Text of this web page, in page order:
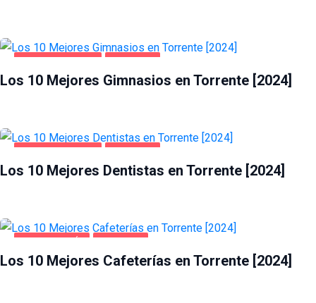
SALUD Y BELLEZA TORRENTE
Los 10 Mejores Gimnasios en Torrente [2024]
SALUD Y BELLEZA TORRENTE
Los 10 Mejores Dentistas en Torrente [2024]
GASTRONOMÍA TORRENTE
Los 10 Mejores Cafeterías en Torrente [2024]